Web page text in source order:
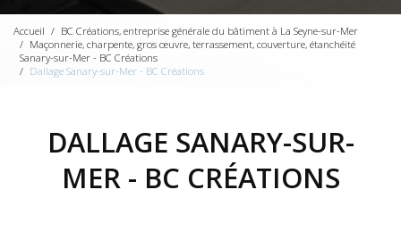
Accueil
BC Créations, entreprise générale du bâtiment à La Seyne-sur-Mer
Maçonnerie, charpente, gros œuvre, terrassement, couverture, étanchéité
Sanary-sur-Mer - BC Créations
Dallage Sanary-sur-Mer - BC Créations
DALLAGE SANARY-SUR-
MER - BC CRÉATIONS